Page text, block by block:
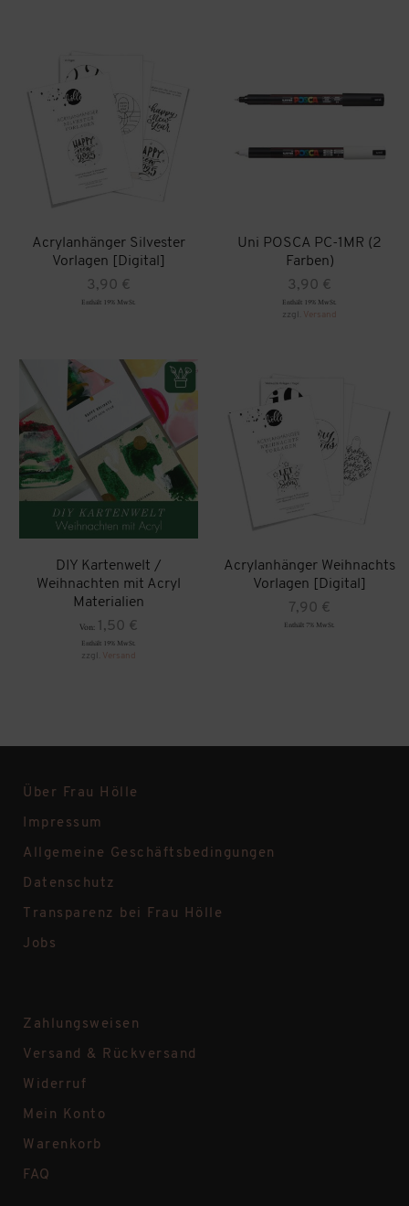
Acrylanhänger Silvester
Vorlagen [Digital]
3,90 €
Enthält 19% MwSt.
Uni POSCA PC-1MR (2
Farben)
3,90 €
Enthält 19% MwSt.
zzgl. Versand
DIY Kartenwelt /
Weihnachten mit Acryl
Materialien
Von: 1,50 €
Enthält 19% MwSt.
zzgl. Versand
Acrylanhänger Weihnachts
Vorlagen [Digital]
7,90 €
Enthält 7% MwSt.
Über Frau Hölle
Impressum
Allgemeine Geschäftsbedingungen
Datenschutz
Transparenz bei Frau Hölle
Jobs
Zahlungsweisen
Versand & Rückversand
Widerruf
Mein Konto
Warenkorb
FAQ